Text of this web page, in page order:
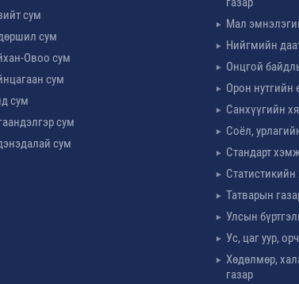
сум
сум
Овоо сум
сум
сум
сум
сум
Мал
Нийгмийн
Онцгой
Орон нутгийн
Санхүүгийн
Соёл,
Стандарт
Статистикийн
Татварын
Улсын
Ус, цаг уур,
Хөдөлмөр,
газар